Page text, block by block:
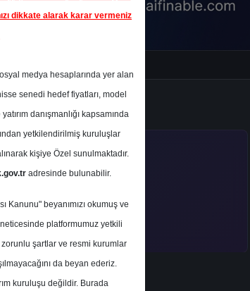
Detay
dikkate alarak karar vermeniz
medya hesaplarında yer alan
senedi hedef fiyatları, model
danışmanlığı kapsamında
yetkilendirilmiş kuruluşlar
kişiye Özel sunulmaktadır.
adresinde bulunabilir.
Kanunu" beyanımızı okumuş ve
platformumuz yetkili
şartlar ve resmi kurumlar
da beyan ederiz.
kuruluşu değildir. Burada